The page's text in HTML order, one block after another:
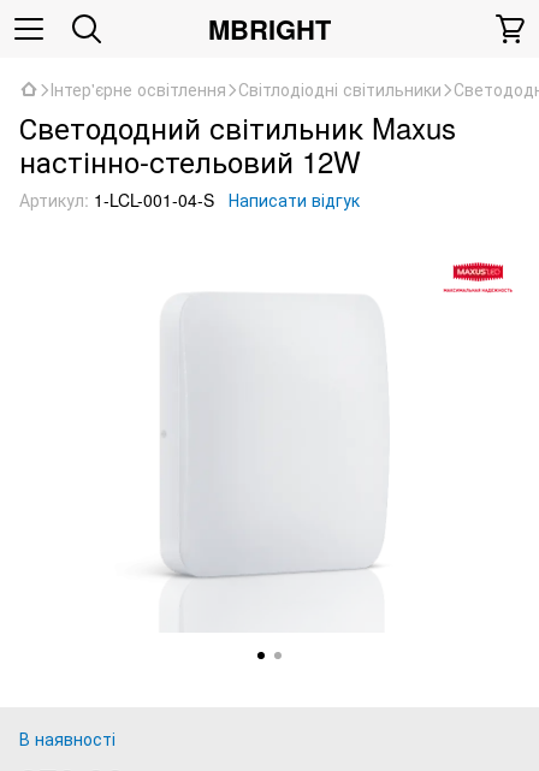
MBRIGHT
Інтер'єрне освітлення Світлодіодні світильники
Светододний світильник Maxus
настінно-стельовий 12W
Артикул: 1-LCL-001-04-S Написати відгук
В наявності